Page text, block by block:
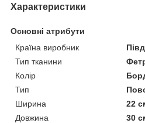
Характеристики
Основні атрибути
Країна виробник
Тип тканини
Колір
Тип
Ширина
22
Довжина
30